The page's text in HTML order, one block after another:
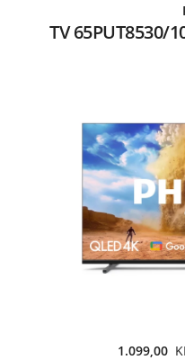
TV 65PUT8530/
1.099,00